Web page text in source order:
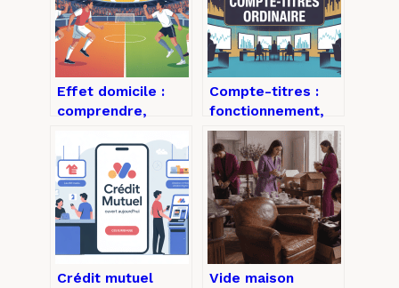
Effet domicile :
comprendre,
parti de cet
avantage caché
Compte-titres :
fonctionnement,
avantages et
limites à connaître
Crédit mutuel
Vide maison